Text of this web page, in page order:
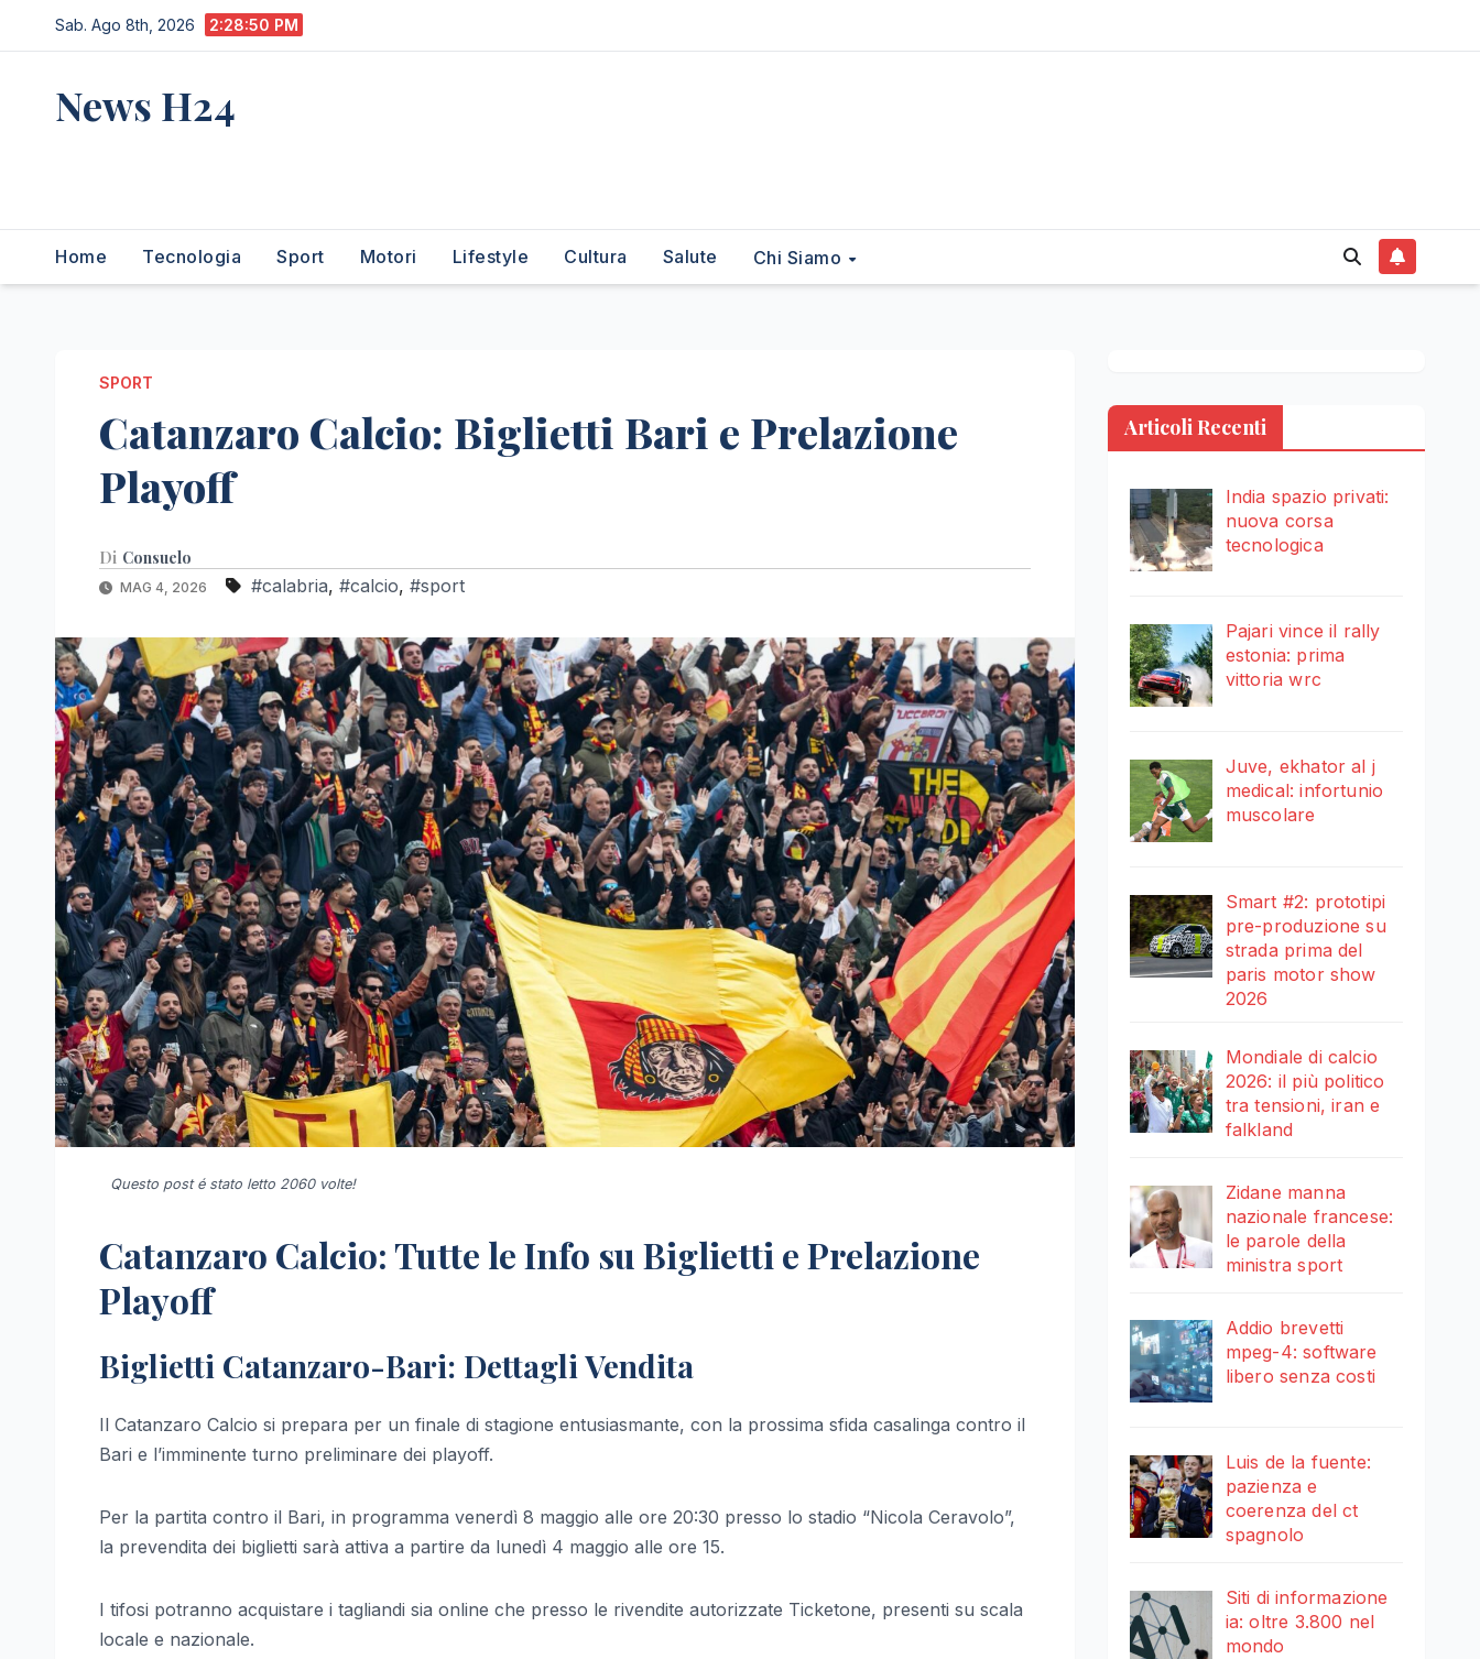
al
Sab. Ago 8th, 2026 2:28:51 PM
News H24
Home Tecnologia Sport Motori Lifestyle Cultura Salute Chi Siamo
SPORT
Catanzaro Calcio: Biglietti Bari e Prelazione
Playoff
Di Consuelo
MAG 4, 2026 #calabria, #calcio, #sport
Questo post é stato letto 2060 volte!
Catanzaro Calcio: Tutte le Info su Biglietti e Prelazione
Playoff
Biglietti Catanzaro-Bari: Dettagli Vendita
Il Catanzaro Calcio si prepara per un finale di stagione entusiasmante, con la prossima sfida casalinga contro il
Bari e l’imminente turno preliminare dei playoff.
Per la partita contro il Bari, in programma venerdì 8 maggio alle ore 20:30 presso lo stadio “Nicola Ceravolo”,
la prevendita dei biglietti sarà attiva a partire da lunedì 4 maggio alle ore 15.
I tifosi potranno acquistare i tagliandi sia online che presso le rivendite autorizzate Ticketone, presenti su scala
locale e nazionale.
Articoli Recenti
India spazio privati:
nuova corsa
tecnologica
Pajari vince il rally
estonia: prima
vittoria wrc
Juve, ekhator al j
medical: infortunio
muscolare
Smart #2: prototipi
pre-produzione su
strada prima del
paris motor show
2026
Mondiale di calcio
2026: il più politico
tra tensioni, iran e
falkland
Zidane manna
nazionale francese:
le parole della
ministra sport
Addio brevetti
mpeg-4: software
libero senza costi
Luis de la fuente:
pazienza e
coerenza del ct
spagnolo
Siti di informazione
ia: oltre 3.800 nel
mondo